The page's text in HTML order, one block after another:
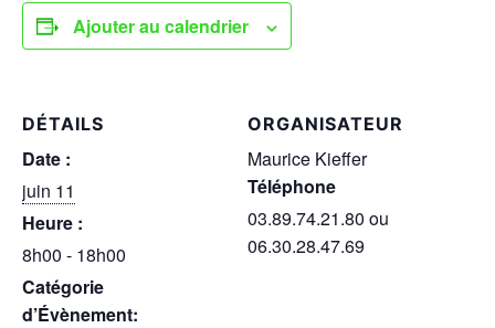
Ajouter au calendrier
DÉTAILS
Date :
juin 11
Heure :
8h00 - 18h00
Catégorie
d’Évènement:
ORGANISATEUR
Maurice Kieffer
Téléphone
03.89.74.21.80 ou
06.30.28.47.69